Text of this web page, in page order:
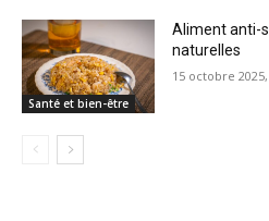
Santé et bien-être
Aliment anti-
naturelles
15 octobre